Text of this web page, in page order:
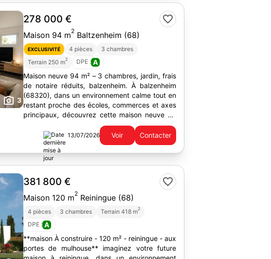
3
278 000 €
Maison 94 m2 Baltzenheim (68)
EXCLUSIVITÉ 4 pièces
3 chambres
Terrain 250 m2 DPE : A
Maison neuve 94 m² – 3 chambres, jardin, frais
de notaire réduits, balzenheim. À balzenheim
(68320), dans un environnement calme tout en
restant proche des écoles, commerces et axes
principaux, découvrez cette maison neuve de
13/07/2026 Voir Contacter
381 800 €
Maison 120 m2 Reiningue (68)
4 pièces 3 chambres Terrain 418 m2
DPE : A
**maison À construire - 120 m² - reiningue - aux
portes de mulhouse** imaginez votre future